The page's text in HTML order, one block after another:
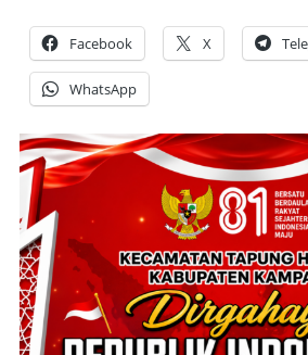
Facebook X
WhatsApp